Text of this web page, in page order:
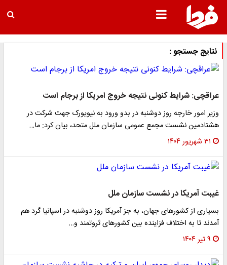
نتایج جستجو :
عراقچی: شرایط کنونی نتیجه خروج امریکا از برجام است
وزیر امور خارجه روز دوشنبه در بدو ورود به نیویورک جهت شرکت در
هشتادمین نشست مجمع عمومی سازمان ملل متحد، بیان کرد: ما…
۳۱ شهریور ۱۴۰۴
غیبت آمریکا در نشست سازمان ملل
بسیاری از کشورهای جهان، به جز آمریکا روز دوشنبه در اسپانیا گرد هم
آمدند تا به اختلاف فزاینده بین کشورهای ثروتمند و…
۹ تیر ۱۴۰۴